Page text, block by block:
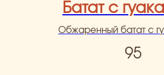
Батат с
Обжаренный батат с
95